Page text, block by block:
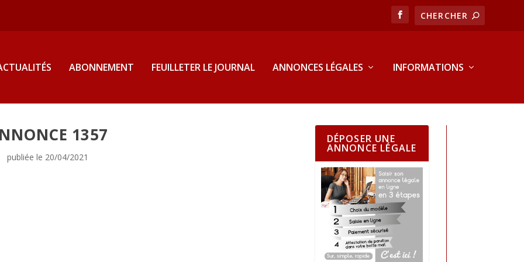
ABONNEMENT FEUILLETER LE JOURNAL ANNONCES LÉGALES INFORMATIONS
1357
publiée le 20/04/2021
DÉPOSER UNE
ANNONCE LÉGALE